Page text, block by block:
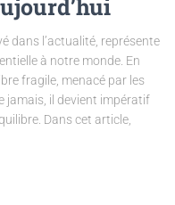
dans l’actualité, représente
à notre monde. En
fragile, menacé par les
jamais, il devient impératif
Dans cet article,